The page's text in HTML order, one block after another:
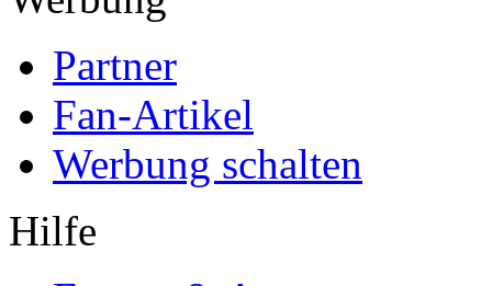
Partner
Fan-Artikel
Werbung schalten
Hilfe